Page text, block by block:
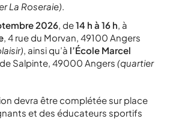
La Roseraie).
2026, de14 h à 16 h, à
, 4 rue du Morvan, 49100 Angers
, ainsi qu’à l’École Marcel
de Salpinte, 49000 Angers (quartier
devra être complétée sur place
et des éducateurs sportifs